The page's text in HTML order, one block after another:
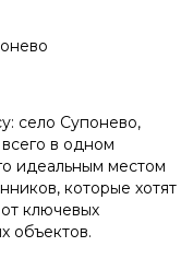
село Супонево,
в одном
идеальным местом
которые хотят
ключевых
объектов.